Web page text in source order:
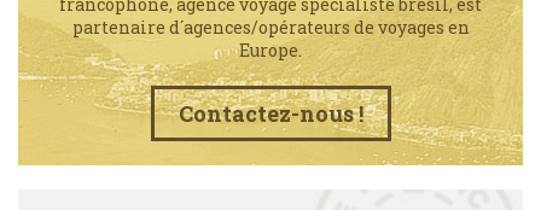
francophone, agence voyage spécialiste brésil, est
partenaire d´agences/opérateurs de voyages en
Europe.
Contactez-nous !